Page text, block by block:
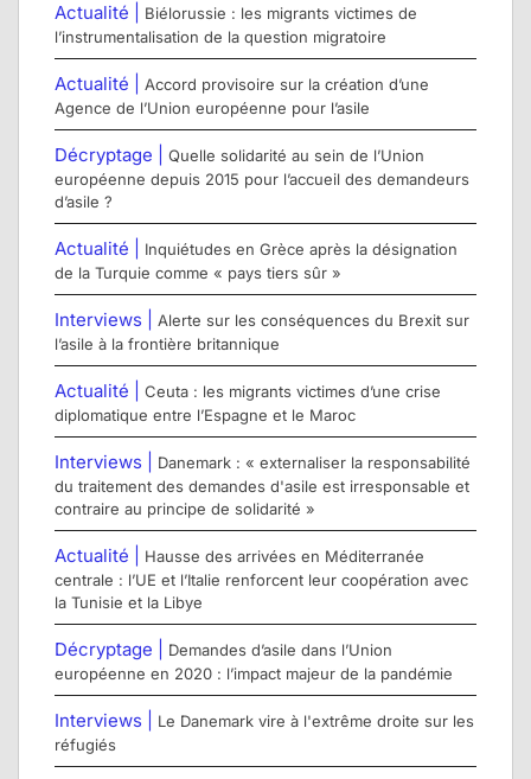
Actualité |
Biélorussie : les migrants victimes de
l’instrumentalisation de la question migratoire
Actualité | Accord provisoire sur la création d’une
Agence de l’Union européenne pour l’asile
Décryptage | Quelle solidarité au sein de l’Union
européenne depuis 2015 pour l’accueil des demandeurs
d’asile ?
Actualité |
Inquiétudes en Grèce après la désignation
de la Turquie comme « pays tiers sûr »
Interviews | Alerte sur les conséquences du Brexit sur
l’asile à la frontière britannique
Actualité | Ceuta : les migrants victimes d’une crise
diplomatique entre l’Espagne et le Maroc
Interviews |
Danemark : « externaliser la responsabilité
du traitement des demandes d'asile est irresponsable et
contraire au principe de solidarité »
Actualité |
Hausse des arrivées en Méditerranée
centrale : l’UE et l’Italie renforcent leur coopération avec
la Tunisie et la Libye
Décryptage |
Demandes d’asile dans l’Union
européenne en 2020 : l’impact majeur de la pandémie
Interviews |
Le Danemark vire à l'extrême droite sur les
réfugiés